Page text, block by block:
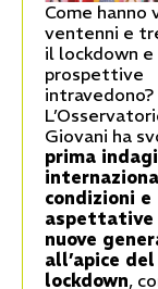
Come hanno
ventenni e
il lockdown e
prospettive
intravedono?
Giovani ha
prima
condizioni e
aspettative
nuove
all’apice del
lockdown,